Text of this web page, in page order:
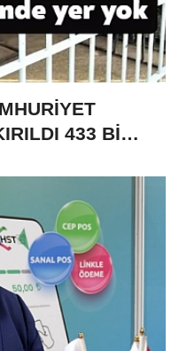
433 BİN